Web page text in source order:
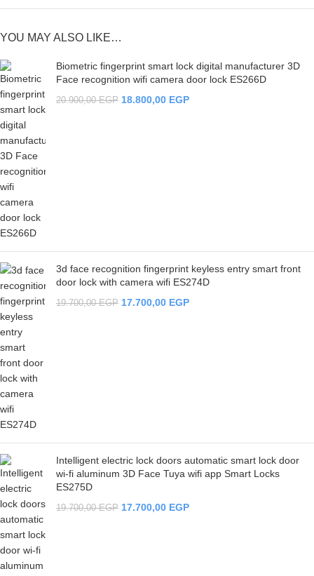
YOU MAY ALSO LIKE…
Biometric fingerprint smart lock digital manufacturer 3D
Face recognition wifi camera door lock ES266D
20.900,00EGP 18.800,00 EGP
3d face recognition fingerprint keyless entry smart front
door lock with camera wifi ES274D
19.700,00EGP 17.700,00 EGP
Intelligent electric lock doors automatic smart lock door
wi-fi aluminum 3D Face Tuya wifi app Smart Locks
ES275D
19.700,00EGP 17.700,00 EGP